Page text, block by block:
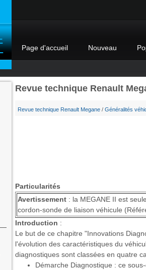
Page d'accueil Nouveau
Revue technique Renault
Revue technique Renault Megane/ Généralités
Particularités
Avertissement: la MEGANE II est
cordon-sonde de liaison véhicule
Introduction :
Le but de ce chapitre "Innovations
l'évolution des caractéristiques du
diagnostiques sont classées en quatre
Démarche Diagnostique : ce